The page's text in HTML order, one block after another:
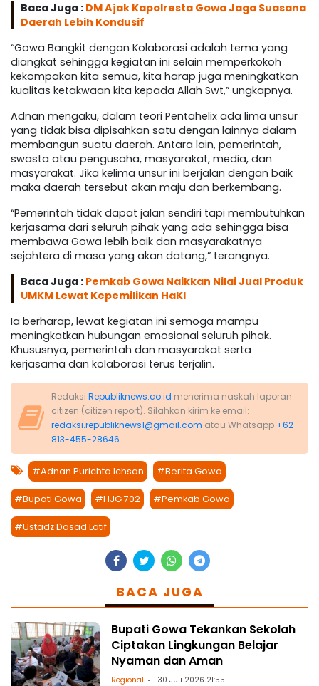
Baca Juga : DM Ajak Kapolresta Gowa Jaga Suasana
Daerah Lebih Kondusif
“Gowa Bangkit dengan Kolaborasi adalah tema yang
diangkat sehingga kegiatan ini selain memperkokoh
kekompakan kita semua, kita harap juga meningkatkan
kualitas ketakwaan kita kepada Allah Swt,” ungkapnya.
Adnan mengaku, dalam teori Pentahelix ada lima unsur
yang tidak bisa dipisahkan satu dengan lainnya dalam
membangun suatu daerah. Antara lain, pemerintah,
swasta atau pengusaha, masyarakat, media, dan
masyarakat. Jika kelima unsur ini berjalan dengan baik
maka daerah tersebut akan maju dan berkembang.
“Pemerintah tidak dapat jalan sendiri tapi membutuhkan
kerjasama dari seluruh pihak yang ada sehingga bisa
membawa Gowa lebih baik dan masyarakatnya
sejahtera di masa yang akan datang,” terangnya.
Baca Juga : Pemkab Gowa Naikkan Nilai Jual Produk
UMKM Lewat Kepemilikan HaKI
Ia berharap, lewat kegiatan ini semoga mampu
meningkatkan hubungan emosional seluruh pihak.
Khususnya, pemerintah dan masyarakat serta
kerjasama dan kolaborasi terus terjalin.
Redaksi Republiknews.co.id menerima naskah laporan
citizen (citizen report). Silahkan kirim ke email:
redaksi.republiknews1@gmail.com atau Whatsapp +62
813-455-28646
#Adnan Purichta Ichsan #Berita Gowa
#Bupati Gowa #HJG 702 #Pemkab Gowa
#Ustadz Dasad Latif
BACA JUGA
Bupati Gowa Tekankan Sekolah
Ciptakan Lingkungan Belajar
Nyaman dan Aman
Regional 30 Juli 2026 21:55